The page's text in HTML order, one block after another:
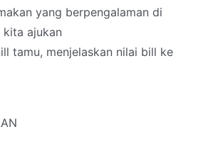
yang berpengalaman di
ajukan
tamu, menjelaskan nilai bill ke